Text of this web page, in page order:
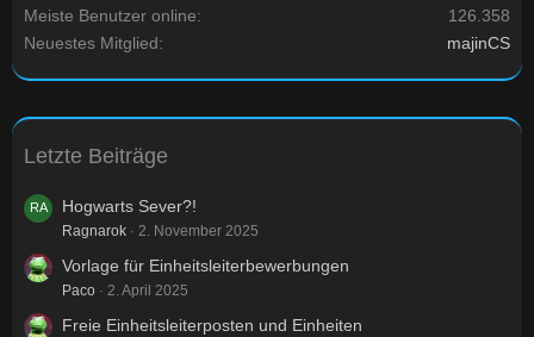
Meiste Benutzer online
126.358
Neuestes Mitglied
majinCS
Letzte Beiträge
Hogwarts Sever?!
Ragnarok 2. November 2025
Vorlage für Einheitsleiterbewerbungen
Paco 2. April 2025
Freie Einheitsleiterposten und Einheiten